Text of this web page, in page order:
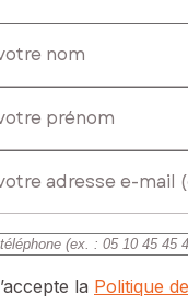
commercial
nom
prénom
la Politique